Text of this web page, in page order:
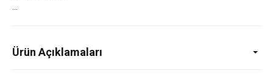
Ürün Açıklamaları